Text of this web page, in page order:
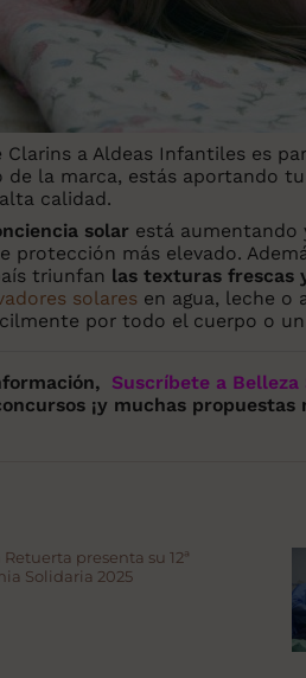
Clarins a Aldeas Infantiles es
de la marca, estás aportando
calidad.
solar está aumentando
protección más elevado.
triunfan las texturas frescas
solares en agua, leche o
por todo el cuerpo o
Suscríbete a
¡y muchas propuestas
presenta su 12ª
Solidaria 2025